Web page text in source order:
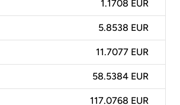
1.1708 EUR
5.8538 EUR
11.7077 EUR
58.5384 EUR
117.0768 EUR